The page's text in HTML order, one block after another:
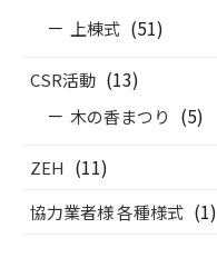
上棟式 (51)
CSR活動 (13)
木の香まつり (5)
ZEH (11)
協力業者様 各種様式 (1)